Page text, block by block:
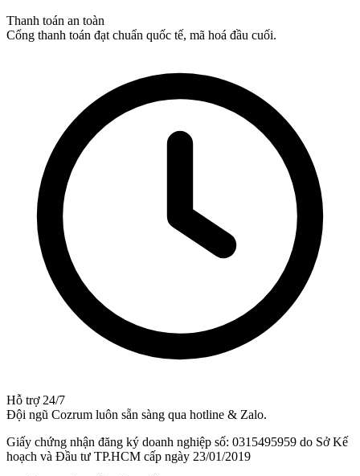
Thanh toán an toàn
Cổng thanh toán đạt chuẩn quốc tế, mã hoá đầu cuối.
Hỗ trợ 24/7
Đội ngũ Cozrum luôn sẵn sàng qua hotline & Zalo.
Giấy chứng nhận đăng ký doanh nghiệp số: 0315495959 do Sở Kế
hoạch và Đầu tư TP.HCM cấp ngày 23/01/2019